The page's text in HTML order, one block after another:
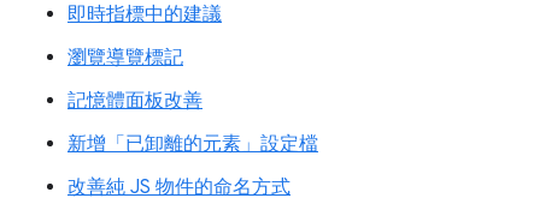
即時指標中的建議
瀏覽導覽標記
記憶體面板改善
新增「已卸離的元素」設定檔
改善純 JS 物件的命名方式